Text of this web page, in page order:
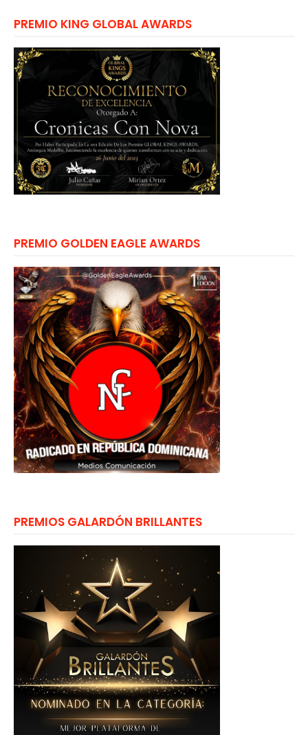
PREMIO KING GLOBAL AWARDS
PREMIO GOLDEN EAGLE AWARDS
PREMIOS GALARDÓN BRILLANTES